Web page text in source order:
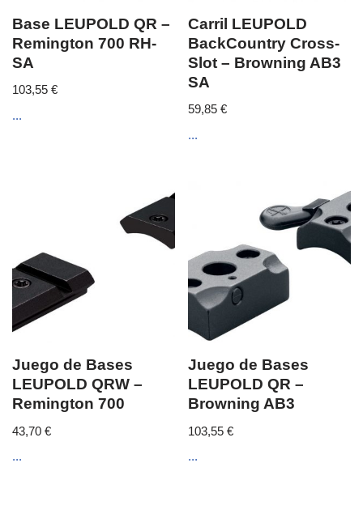
Base LEUPOLD QR –
Remington 700 RH-
SA
103,55 €
...
Carril LEUPOLD
BackCountry Cross-
Slot – Browning AB3
SA
59,85€
...
Juego de Bases
LEUPOLD QRW –
Remington 700
43,70 €
...
Juego de Bases
LEUPOLD QR –
Browning AB3
103,55€
...